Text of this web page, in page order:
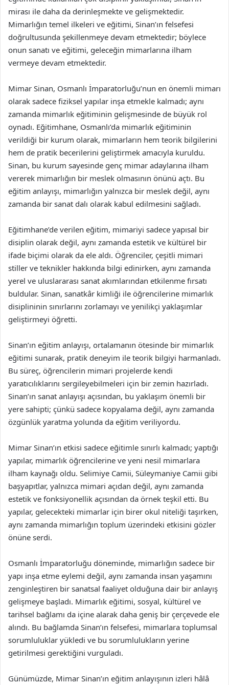
mirası ile daha da derinleşmekte ve gelişmektedir.
Mimarlığın temel ilkeleri ve eğitimi, Sinan’ın felsefesi
doğrultusunda şekillenmeye devam etmektedir; böylece
onun sanatı ve eğitimi, geleceğin mimarlarına ilham
vermeye devam etmektedir.
Mimar Sinan, Osmanlı İmparatorluğu’nun en önemli mimarı
olarak sadece fiziksel yapılar inşa etmekle kalmadı; aynı
zamanda mimarlık eğitiminin gelişmesinde de büyük rol
oynadı. Eğitimhane, Osmanlı’da mimarlık eğitiminin
verildiği bir kurum olarak, mimarların hem teorik bilgilerini
hem de pratik becerilerini geliştirmek amacıyla kuruldu.
Sinan, bu kurum sayesinde genç mimar adaylarına ilham
vererek mimarlığın bir meslek olmasının önünü açtı. Bu
eğitim anlayışı, mimarlığın yalnızca bir meslek değil, aynı
zamanda bir sanat dalı olarak kabul edilmesini sağladı.
Eğitimhane’de verilen eğitim, mimariyi sadece yapısal bir
disiplin olarak değil, aynı zamanda estetik ve kültürel bir
ifade biçimi olarak da ele aldı. Öğrenciler, çeşitli mimari
stiller ve teknikler hakkında bilgi edinirken, aynı zamanda
yerel ve uluslararası sanat akımlarından etkilenme fırsatı
buldular. Sinan, sanatkâr kimliği ile öğrencilerine mimarlık
disiplininin sınırlarını zorlamayı ve yenilikçi yaklaşımlar
geliştirmeyi öğretti.
Sinan’ın eğitim anlayışı, ortalamanın ötesinde bir mimarlık
eğitimi sunarak, pratik deneyim ile teorik bilgiyi harmanladı.
Bu süreç, öğrencilerin mimari projelerde kendi
yaratıcılıklarını sergileyebilmeleri için bir zemin hazırladı.
Sinan’ın sanat anlayışı açısından, bu yaklaşım önemli bir
yere sahipti; çünkü sadece kopyalama değil, aynı zamanda
özgünlük yaratma yolunda da eğitim veriliyordu.
Mimar Sinan’ın etkisi sadece eğitimle sınırlı kalmadı; yaptığı
yapılar, mimarlık öğrencilerine ve yeni nesil mimarlara
ilham kaynağı oldu. Selimiye Camii, Süleymaniye Camii gibi
başyapıtlar, yalnızca mimari açıdan değil, aynı zamanda
estetik ve fonksiyonellik açısından da örnek teşkil etti. Bu
yapılar, gelecekteki mimarlar için birer okul niteliği taşırken,
aynı zamanda mimarlığın toplum üzerindeki etkisini gözler
önüne serdi.
Osmanlı İmparatorluğu döneminde, mimarlığın sadece bir
yapı inşa etme eylemi değil, aynı zamanda insan yaşamını
zenginleştiren bir sanatsal faaliyet olduğuna dair bir anlayış
gelişmeye başladı. Mimarlık eğitimi, sosyal, kültürel ve
tarihsel bağlamı da içine alarak daha geniş bir çerçevede ele
alındı. Bu bağlamda Sinan’ın felsefesi, mimarlara toplumsal
sorumluluklar yükledi ve bu sorumlulukların yerine
getirilmesi gerektiğini vurguladı.
Günümüzde, Mimar Sinan’ın eğitim anlayışının izleri hâlâ